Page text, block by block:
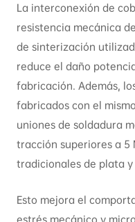
La interconexión de
resistencia mecánica
de sinterización
reduce el daño
fabricación. Además,
fabricados con el
uniones de soldadura
tracción superiores a 5
tradicionales de plata y
Esto mejora el